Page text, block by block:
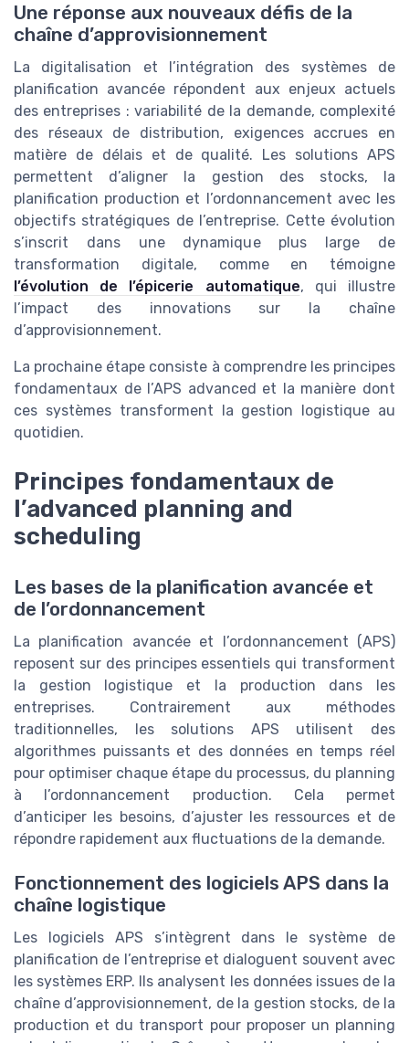
Une réponse aux nouveaux défis de la
chaîne d’approvisionnement
La digitalisation et l’intégration des systèmes de
planification avancée répondent aux enjeux actuels
des entreprises : variabilité de la demande, complexité
des réseaux de distribution, exigences accrues en
matière de délais et de qualité. Les solutions APS
permettent d’aligner la gestion des stocks, la
planification production et l’ordonnancement avec les
objectifs stratégiques de l’entreprise. Cette évolution
s’inscrit dans une dynamique plus large de
transformation digitale, comme en témoigne
l’évolution de l’épicerie automatique, qui illustre
l’impact des innovations sur la chaîne
d’approvisionnement.
La prochaine étape consiste à comprendre les principes
fondamentaux de l’APS advanced et la manière dont
ces systèmes transforment la gestion logistique au
quotidien.
Principes fondamentaux de
l’advanced planning and
scheduling
Les bases de la planification avancée et
de l’ordonnancement
La planification avancée et l’ordonnancement (APS)
reposent sur des principes essentiels qui transforment
la gestion logistique et la production dans les
entreprises. Contrairement aux méthodes
traditionnelles, les solutions APS utilisent des
algorithmes puissants et des données en temps réel
pour optimiser chaque étape du processus, du planning
à l’ordonnancement production. Cela permet
d’anticiper les besoins, d’ajuster les ressources et de
répondre rapidement aux fluctuations de la demande.
Fonctionnement des logiciels APS dans la
chaîne logistique
Les logiciels APS s’intègrent dans le système de
planification de l’entreprise et dialoguent souvent avec
les systèmes ERP. Ils analysent les données issues de la
chaîne d’approvisionnement, de la gestion stocks, de la
production et du transport pour proposer un planning